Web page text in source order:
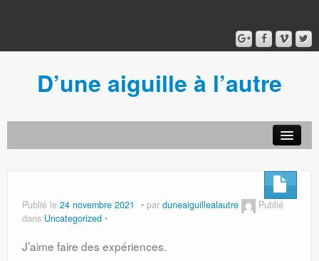
D’une aiguille à l’autre
Publié le 24 novembre 2021 par duneaiguillealautre
Publié
dans Uncategorized
J’aime faire des expériences.